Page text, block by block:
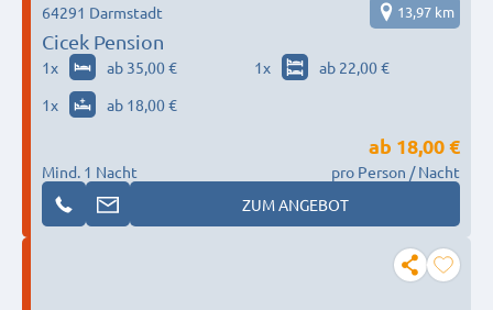
Cicek Pension
64291 Darmstadt 13,97 km
1x ab 35,00 € 1x
ab 22,00 €
1x ab 18,00 €
Mind. 1 Nacht
ab 18,00 €
pro Person / Nacht
ZUM ANGEBOT